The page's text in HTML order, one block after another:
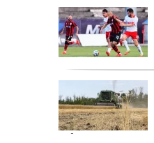
войната